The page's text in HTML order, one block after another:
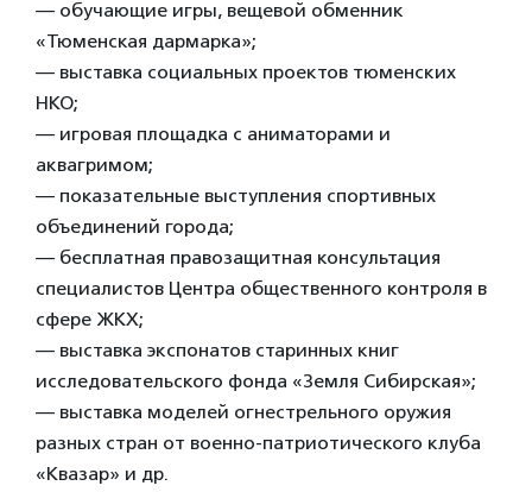
— обучающие игры, вещевой обменник
«Тюменская дармарка»;
— выставка социальных проектов тюменских
НКО;
— игровая площадка с аниматорами и
аквагримом;
— показательные выступления спортивных
объединений города;
— бесплатная правозащитная консультация
специалистов Центра общественного контроля в
сфере ЖКХ;
— выставка экспонатов старинных книг
исследовательского фонда «Земля Сибирская»;
— выставка моделей огнестрельного оружия
разных стран от военно-патриотического клуба
«Квазар» и др.